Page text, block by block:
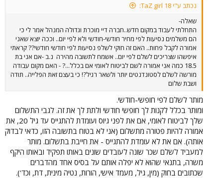
נכתב ע"י TaZ girl 18:
שאלה-
התחלתי לעבוד במקום חדש..חברה דיי מוכרת וגדולה המנהל אמר לי כי
הם משלמים נסיעות לפי מחיר חודשי-חודשי ולא לפי יום.. וככה יוצא שאני
אמורה לקבל פחות.. האם זה חוקי לשלפ נסיעות לפי חודשי חודשי?? קראתי
איפשהו שצריכים לשלם לפי יום.. אשמח לתשובה מהירה נ.ב -אם אני בת
18.5 כמה אני אמורה לשם לביטוח לאומי אם בכלל...? - האם מקום עבודה
מורשה לשלם לסטונדנטים יותר ולשאר רגיל?! כי בעצם זאת הפלייה.. תודה
ושבת שלום
מותר לשלם לפי חופשי-חודשי.
ומותר בכלל לקנות לך חופשי חודשי ולתת לך את זה. לגבי התשלום
שלך לביטוח לאומי, אם את לפני גיוס ועומדת להתגייס עד גיל 20, את
אמורה להיות פטורה מתשלום (אני לא בטוח בתשובה הזו, כדאי לבדוק
אותה). אם את לא עומדת להתגייס - את חייבת בתשלום. מותר
למעביד לשלם שכר שונה לעובדים שונים באותו תפקיד ובאותו היקף
משרה, בתנאי שהוא לא יפלה אותם על בסיס אחד מהדברים
שכתובים בחוק (מין, גיל, מעמד אישי, הורות, נטיה מינית, דת, וכד').